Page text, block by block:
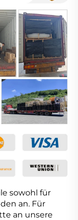
sowohl für
an. Für
an unsere